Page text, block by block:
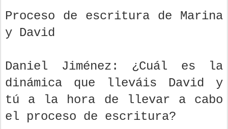
Proceso de escritura de Marina
y David
Daniel Jiménez: ¿Cuál es la
dinámica que lleváis David y
tú a la hora de llevar a cabo
el proceso de escritura?